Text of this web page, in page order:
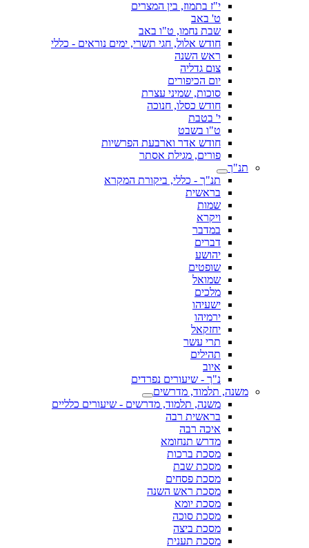
י"ז בתמוז, בין המצרים
ט' באב
שבת נחמו, ט"ו באב
חודש אלול, חגי תשרי, ימים נוראים - כללי
ראש השנה
צום גדליה
יום הכיפורים
סוכות, שמיני עצרת
חודש כסלו, חנוכה
י' בטבת
ט"ו בשבט
חודש אדר וארבעת הפרשיות
פורים, מגילת אסתר
תנ"ך
תנ"ך - כללי, ביקורת המקרא
בראשית
שמות
ויקרא
במדבר
דברים
יהושע
שופטים
שמואל
מלכים
ישעיהו
ירמיהו
יחזקאל
תרי עשר
תהילים
איוב
נ"ך - שיעורים נפרדים
משנה, תלמוד, מדרשים
משנה, תלמוד, מדרשים - שיעורים כלליים
בראשית רבה
איכה רבה
מדרש תנחומא
מסכת ברכות
מסכת שבת
מסכת פסחים
מסכת ראש השנה
מסכת יומא
מסכת סוכה
מסכת ביצה
מסכת תענית